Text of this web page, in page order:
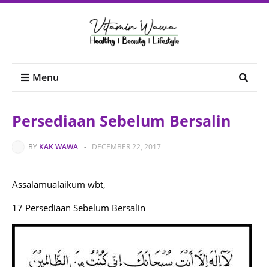
Menu
Persediaan Sebelum Bersalin
BY KAK WAWA - DECEMBER 22, 2017
Assalamualaikum wbt,
17 Persediaan Sebelum Bersalin